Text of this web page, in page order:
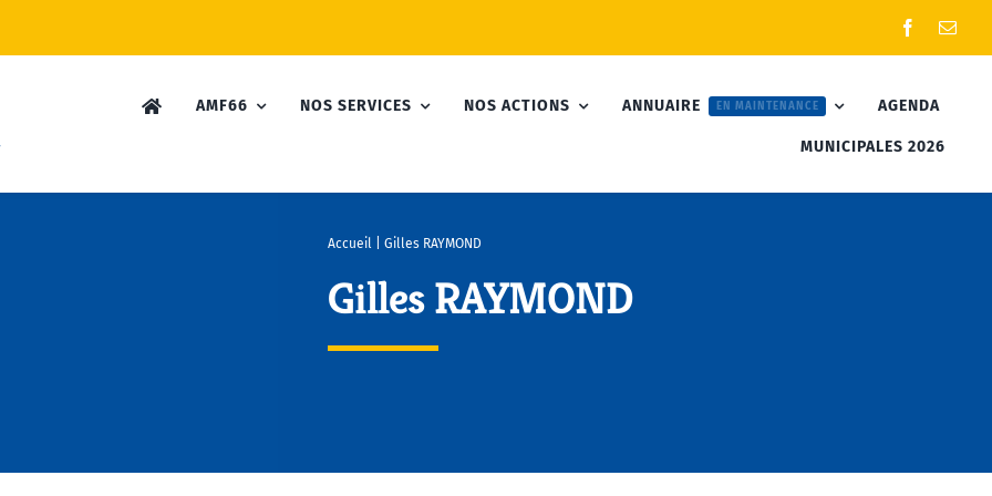
AMF66 NOS SERVICES NOS ACTIONS ANNUAIRE EN MAINTENANCE AGENDA
MUNICIPALES 2026
Accueil| Gilles RAYMOND
Gilles RAYMOND